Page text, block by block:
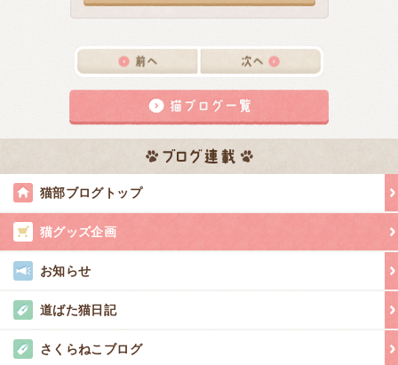
猫部ブログトップ
猫グッズ企画
お知らせ
道ばた猫日記
さくらねこブログ